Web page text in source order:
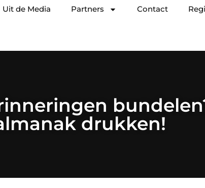
Uit de Media Partners Contact
drukken!